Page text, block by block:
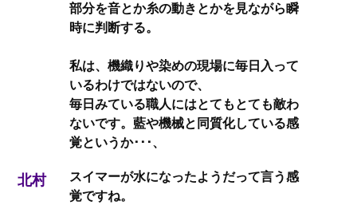
部分を音とか糸の動きとかを見ながら瞬
時に判断する。
私は、機織りや染めの現場に毎日入って
いるわけではないので、
毎日みている職人にはとてもとても敵わ
ないです。藍や機械と同質化している感
覚というか･･･、
北村
スイマーが水になったようだって言う感
覚ですね。